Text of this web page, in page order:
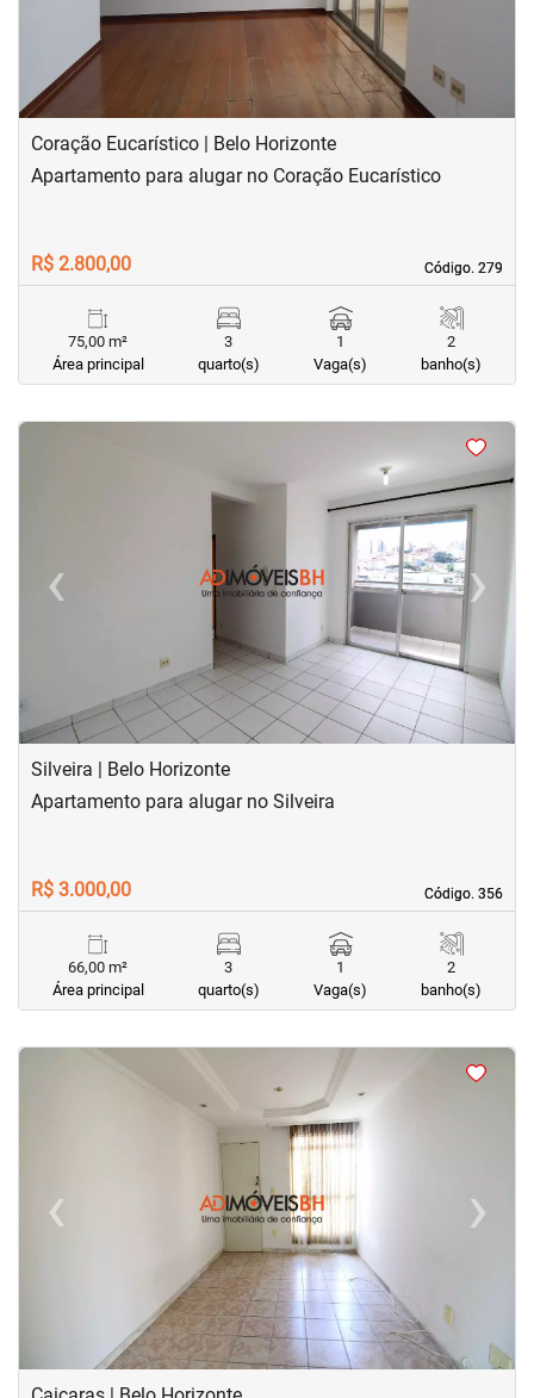
Coração Eucarístico | Belo Horizonte
Código. 279
Código. 279
Apartamento para alugar no Coração Eucarístico
R$ 2.800,00
75,00 m²
Área principal
3
quarto(s)
1
Vaga(s)
2
banho(s)
<
‹Previous ›Next
Silveira | Belo Horizonte
Código. 356
Código. 356
Apartamento para alugar no Silveira
R$ 3.000,00
66,00 m²
Área principal
3
quarto(s)
1
Vaga(s)
2
banho(s)
<
‹Previous ›Next